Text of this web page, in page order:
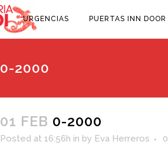
URGENCIAS PUERTAS INN DOOR
0-2000
01 FEB 0-2000
Posted at 16:56h in by Eva Herreros 0